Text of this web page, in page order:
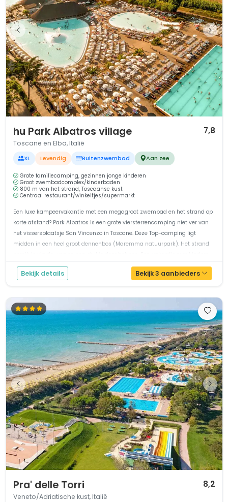
hu Park Albatros village 7,8
Toscane en Elba, Italië
XL Levendig Buitenzwembad Aan zee
Grote familiecamping, gezinnen jonge kinderen
Groot zwembadcomplex/kinderbaden
800 m van het strand, Toscaanse kust
Centraal restaurant/winkeltjes/supermarkt
Een luxe kampeervakantie met een megagroot zwembad en het strand op
korte afstand? Park Albatros is een grote viersterrencamping niet ver van
het vissersplaatsje San Vincenzo in Toscane. Deze Top-camping ligt
midden in een heel groot dennenbos (Maremma natuurpark). Het strand
Bekijk details Bekijk 3 aanbieders
Pra' delle Torri 8,2
Veneto/Adriatische kust, Italië